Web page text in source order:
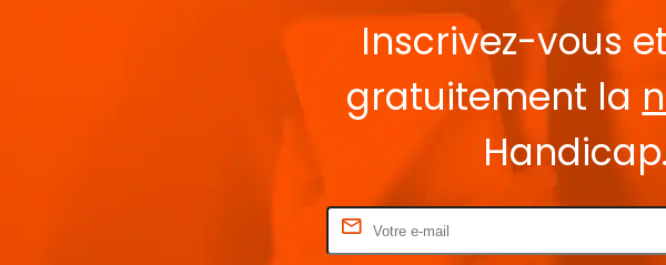
Inscrivez-vous
gratuitement la